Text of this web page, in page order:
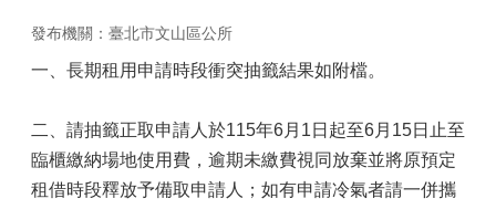
識
區
政
報
導
發布機關：臺北市文山區公所
一、長期租用申請時段衝突抽籤結果如附檔。
二、請抽籤正取申請人於115年6月1日起至6月15日止至
臨櫃繳納場地使用費，逾期未繳費視同放棄並將原預定
租借時段釋放予備取申請人；如有申請冷氣者請一併攜